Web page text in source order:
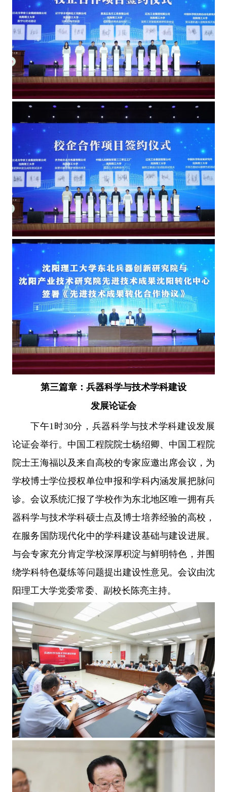
第三篇章：兵器科学与技术学科建设
发展论证会
下午1时30分，兵器科学与技术学科建设发展
论证会举行。中国工程院院士杨绍卿、中国工程院
院士王海福以及来自高校的专家应邀出席会议，为
学校博士学位授权单位申报和学科内涵发展把脉问
诊。会议系统汇报了学校作为东北地区唯一拥有兵
器科学与技术学科硕士点及博士培养经验的高校，
在服务国防现代化中的学科建设基础与建设进展。
与会专家充分肯定学校深厚积淀与鲜明特色，并围
绕学科特色凝练等问题提出建设性意见。会议由沈
阳理工大学党委常委、副校长陈亮主持。